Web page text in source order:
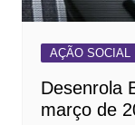
AÇÃO SOCIAL
Desenrola
março de